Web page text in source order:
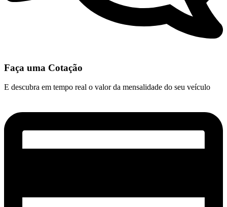
Faça uma Cotação
E descubra em tempo real o valor da mensalidade do seu veículo